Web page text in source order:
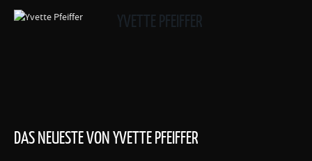
YVETTE PFEIFFER
DAS NEUESTE VON YVETTE PFEIFFER